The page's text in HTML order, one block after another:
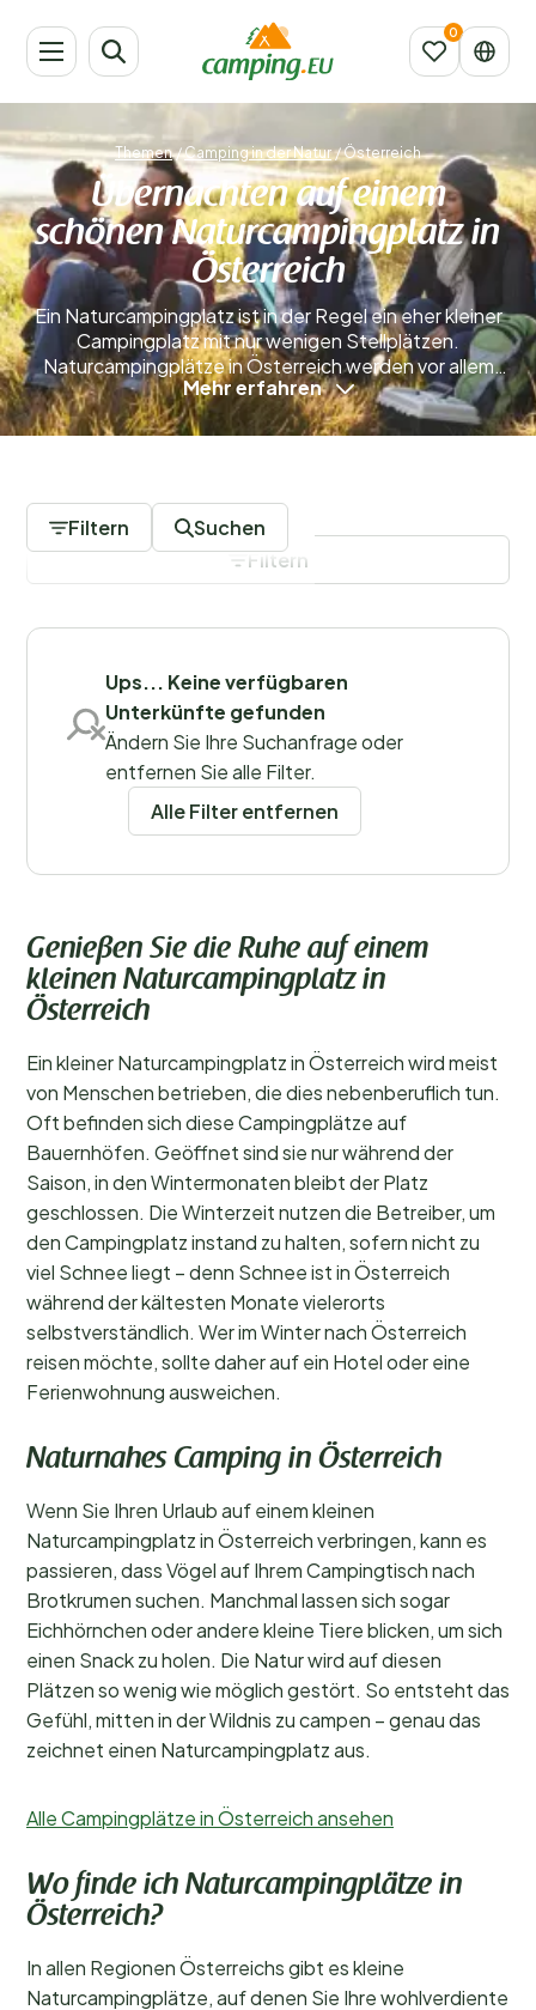
Themen/Camping in der Natur/Österreich
Übernachten auf einem
schönen Naturcampingplatz in
Österreich
Ein Naturcampingplatz ist in der Regel ein eher kleiner
Campingplatz mit nur wenigen Stellplätzen.
Naturcampingplätze in Österreich werden vor allem
von Menschen besucht, die das ursprüngliche
Camping-Erlebnis schätzen. Komfort und Luxus
stehen hier nicht im Vordergrund – stattdessen
Naturcampingplatz in Österreich ist meist deutlich
günstiger als auf einem Campingplatz mit
umfangreichen Einrichtungen. Daher ist dies auch eine
gute Alternative, wenn du nach einem preiswerten
Mehr erfahren
Filtern Suchen
Regionen
Filter speichern
Filtern
Ups... Keine verfügbaren
Unterkünfte gefunden
Ändern Sie Ihre Suchanfrage oder
entfernen Sie alle Filter.
Alle Filter entfernen
Genießen Sie die Ruhe auf einem
kleinen Naturcampingplatz in
Österreich
Ein kleiner Naturcampingplatz in Österreich wird meist
von Menschen betrieben, die dies nebenberuflich tun.
Oft befinden sich diese Campingplätze auf
Bauernhöfen. Geöffnet sind sie nur während der
Saison, in den Wintermonaten bleibt der Platz
geschlossen. Die Winterzeit nutzen die Betreiber, um
den Campingplatz instand zu halten, sofern nicht zu
viel Schnee liegt – denn Schnee ist in Österreich
während der kältesten Monate vielerorts
selbstverständlich. Wer im Winter nach Österreich
reisen möchte, sollte daher auf ein Hotel oder eine
Ferienwohnung ausweichen.
Naturnahes Camping in Österreich
Wenn Sie Ihren Urlaub auf einem kleinen
Naturcampingplatz in Österreich verbringen, kann es
passieren, dass Vögel auf Ihrem Campingtisch nach
Brotkrumen suchen. Manchmal lassen sich sogar
Eichhörnchen oder andere kleine Tiere blicken, um sich
einen Snack zu holen. Die Natur wird auf diesen
Plätzen so wenig wie möglich gestört. So entsteht das
Gefühl, mitten in der Wildnis zu campen – genau das
zeichnet einen Naturcampingplatz aus.
Alle Campingplätze in Österreich ansehen
Wo finde ich Naturcampingplätze in
Österreich?
In allen Regionen Österreichs gibt es kleine
Naturcampingplätze, auf denen Sie Ihre wohlverdiente